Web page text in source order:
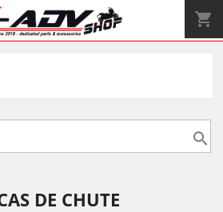
shopping_cart

DE CHUTE